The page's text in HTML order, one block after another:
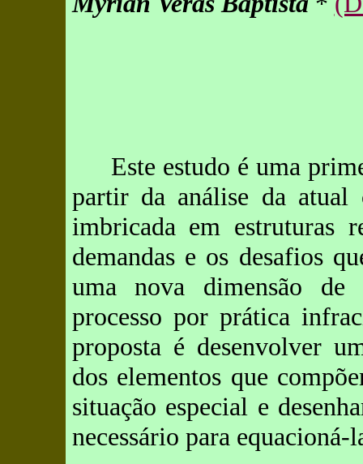
Este estudo é uma
partir da análise da atual
imbricada em estruturas
demandas e os desafios
uma nova dimensão de
processo por prática
proposta é desenvolver
dos elementos que
situação especial e
necessário para equacioná-